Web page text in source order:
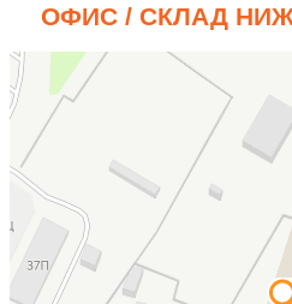
ОФИС / СКЛАД